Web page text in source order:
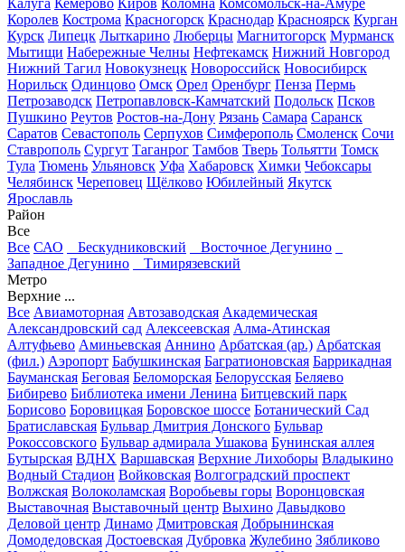
Калуга Кемерово Киров Коломна Комсомольск-на-Амуре
Королев Кострома Красногорск Краснодар Красноярск Курган
Курск Липецк Лыткарино Люберцы Магнитогорск Мурманск
Мытищи Набережные Челны Нефтекамск Нижний Новгород
Нижний Тагил Новокузнецк Новороссийск Новосибирск
Норильск Одинцово Омск Орел Оренбург Пенза Пермь
Петрозаводск Петропавловск-Камчатский Подольск Псков
Пушкино Реутов Ростов-на-Дону Рязань Самара Саранск
Саратов Севастополь Серпухов Симферополь Смоленск Сочи
Ставрополь Сургут Таганрог Тамбов Тверь Тольятти Томск
Тула Тюмень Ульяновск Уфа Хабаровск Химки Чебоксары
Челябинск Череповец Щёлково Юбилейный Якутск
Ярославль
Район
Все
Все САО Бескудниковский
Восточное Дегунино
Западное Дегунино
Тимирязевский
Метро
Верхние ...
Все Авиамоторная Автозаводская Академическая
Александровский сад Алексеевская Алма-Атинская
Алтуфьево Аминьевская Аннино Арбатская (ар.) Арбатская
(фил.) Аэропорт Бабушкинская Багратионовская Баррикадная
Бауманская Беговая Беломорская Белорусская Беляево
Бибирево Библиотека имени Ленина Битцевский парк
Борисово Боровицкая Боровское шоссе Ботанический Сад
Братиславская Бульвар Дмитрия Донского Бульвар
Рокоссовского Бульвар адмирала Ушакова Бунинская аллея
Бутырская ВДНХ Варшавская Верхние Лихоборы Владыкино
Водный Стадион Войковская Волгоградский проспект
Волжская Волоколамская Воробьевы горы Воронцовская
Выставочная Выставочный центр Выхино Давыдково
Деловой центр Динамо Дмитровская Добрынинская
Домодедовская Достоевская Дубровка Жулебино Зябликово